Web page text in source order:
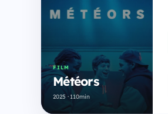
FILM
Météors
2025 · 110min